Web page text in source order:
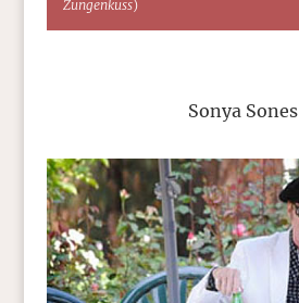
Zungenkuss)
Sonya Sones